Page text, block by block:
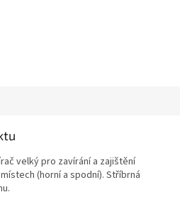
velký pro zavírání a zajištění
(horní a spodní). Stříbrná